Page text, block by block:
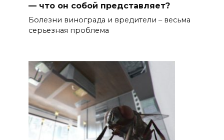
— что он собой представляет?
Болезни винограда и вредители – весьма
серьезная проблема